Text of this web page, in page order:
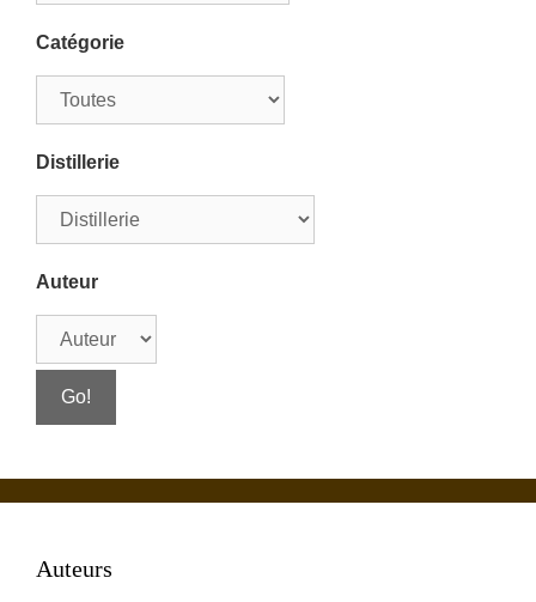
Catégorie
Distillerie
Auteur
Auteurs